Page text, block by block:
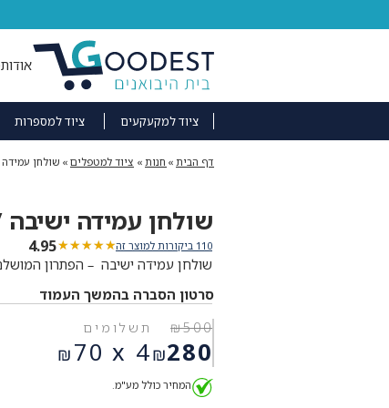
אודות
ציוד למקעקעים ציוד למספרות
דף הבית » חנות » ציוד למטפלים» שולחן עמידה
שולחן עמידה ישיבה
110 ביקורות למוצר זה ★★★★★
★★★★★
4.95
שולחן עמידה ישיבה – הפתרון
סרטון הסברה בהמשך העמוד
₪500
המחיר
המקורי
היה:
₪500.
₪280
המחיר
הנוכחי
תשלומים
4 x
₪70
המחיר כולל מע"מ.